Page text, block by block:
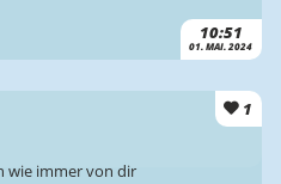
10:51
01. MAI. 2024
1
wie immer von dir